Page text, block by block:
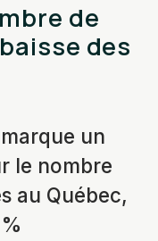
de
des
un
le nombre
au Québec,